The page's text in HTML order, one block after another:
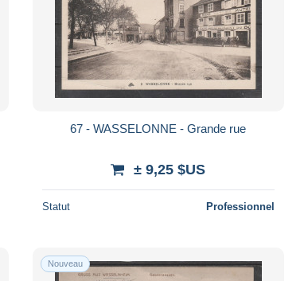
67 - WASSELONNE - Grande rue
± 9,25 $US
Statut Professionnel
Nouveau